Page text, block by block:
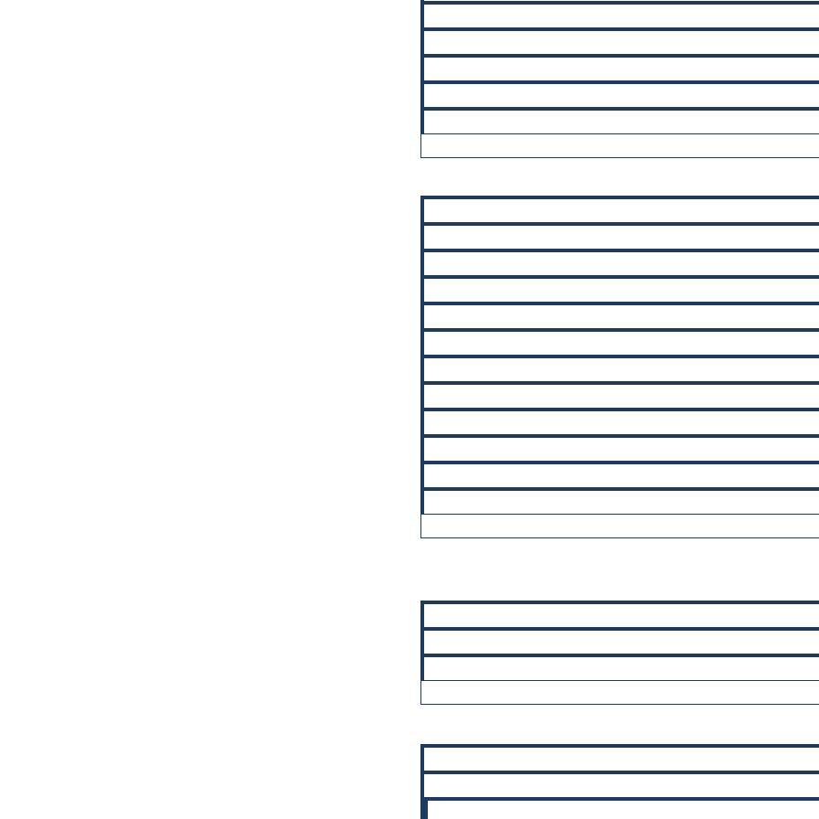
העסק. בין אם הנושא מבלבל אתכם או שאתם פשוט מתקשים למצוא זמן להשקיע בזה – ניהול ספרים
או מילוי שלהם בצורה לא נכונה, עלול לגרור קנסות ועוד מגוון הליכים משפטיים ורגולטוריים
הפיננסיות המתבצעות במסגרת העסק או שרלוונטיות אליו. שימו לב כי לא מדובר בהכרח
עדיין יש הבדל בין סוגים או היקפים שונים של בתי עסק מבחינת סוג הנהלת החשבונות הנדרש